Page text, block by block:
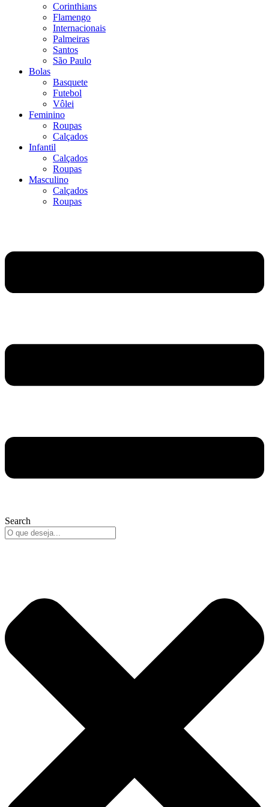
Corinthians
Flamengo
Internacionais
Palmeiras
Santos
São Paulo
Bolas
Basquete
Futebol
Vôlei
Feminino
Roupas
Calçados
Infantil
Calçados
Roupas
Masculino
Calçados
Roupas
Search